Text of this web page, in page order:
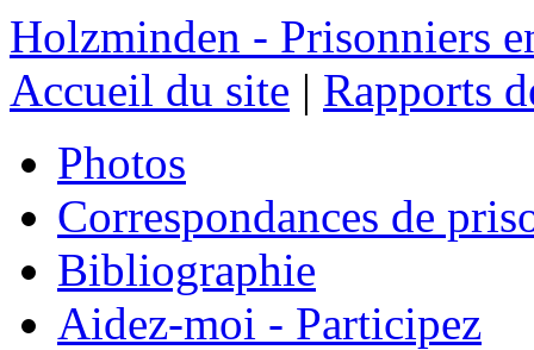
Holzminden - Prisonniers
Accueil du site | Rapports
Photos
Correspondances de
Bibliographie
Aidez-moi - Participez